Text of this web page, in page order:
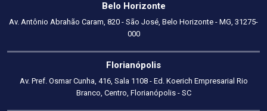
Belo Horizonte
Av. Antônio Abrahão Caram, 820 - São José, Belo Horizonte - MG, 31275-
000
Florianópolis
Av. Pref. Osmar Cunha, 416, Sala 1108 - Ed. Koerich Empresarial Rio
Branco, Centro, Florianópolis - SC